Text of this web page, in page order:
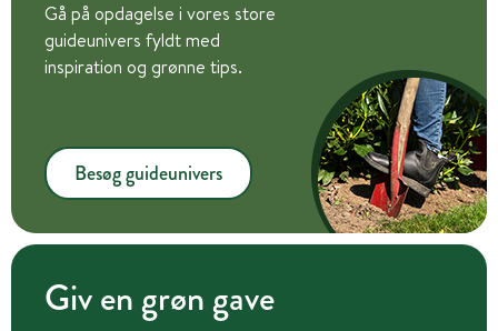
Gå på opdagelse i vores store
guideunivers fyldt med
inspiration og grønne tips.
Besøg guideunivers
Giv en grøn gave